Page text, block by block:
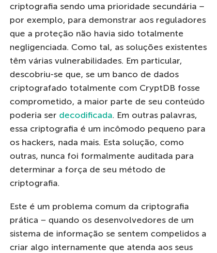
criptografia sendo uma prioridade secundária –
por exemplo, para demonstrar aos reguladores
que a proteção não havia sido totalmente
negligenciada. Como tal, as soluções existentes
têm várias vulnerabilidades. Em particular,
descobriu-se que, se um banco de dados
criptografado totalmente com CryptDB fosse
comprometido, a maior parte de seu conteúdo
poderia ser decodificada. Em outras palavras,
essa criptografia é um incômodo pequeno para
os hackers, nada mais. Esta solução, como
outras, nunca foi formalmente auditada para
determinar a força de seu método de
criptografia.
Este é um problema comum da criptografia
prática – quando os desenvolvedores de um
sistema de informação se sentem compelidos a
criar algo internamente que atenda aos seus